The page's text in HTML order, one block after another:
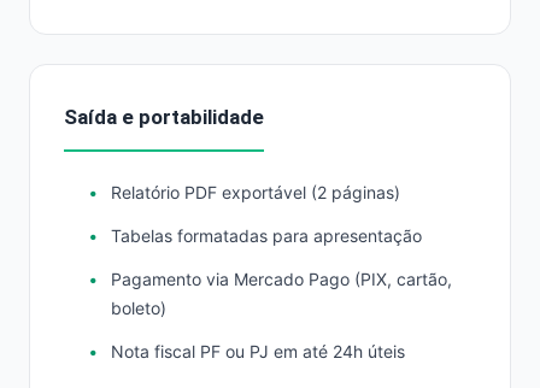
Saída e portabilidade
Relatório PDF exportável (2 páginas)
Tabelas formatadas para apresentação
Pagamento via Mercado Pago (PIX, cartão,
boleto)
Nota fiscal PF ou PJ em até 24h úteis